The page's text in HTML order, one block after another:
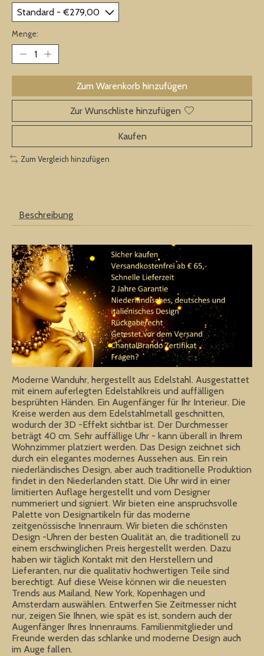
Menge:
Zum Warenkorb hinzufügen
Zur Wunschliste hinzufügen
Kaufen
Zum Vergleich hinzufügen
Beschreibung
Moderne Wanduhr, hergestellt aus Edelstahl. Ausgestattet
mit einem auferlegten Edelstahlkreis und auffälligen
besprühten Händen. Ein Augenfänger für Ihr Interieur. Die
Kreise werden aus dem Edelstahlmetall geschnitten,
wodurch der 3D -Effekt sichtbar ist. Der Durchmesser
beträgt 40 cm. Sehr auffällige Uhr - kann überall in Ihrem
Wohnzimmer platziert werden. Das Design zeichnet sich
durch ein elegantes modernes Aussehen aus. Ein rein
niederländisches Design, aber auch traditionelle Produktion
findet in den Niederlanden statt. Die Uhr wird in einer
limitierten Auflage hergestellt und vom Designer
nummeriert und signiert. Wir bieten eine anspruchsvolle
Palette von Designartikeln für das moderne
zeitgenössische Innenraum. Wir bieten die schönsten
Design -Uhren der besten Qualität an, die traditionell zu
einem erschwinglichen Preis hergestellt werden. Dazu
haben wir täglich Kontakt mit den Herstellern und
Lieferanten, nur die qualitativ hochwertigen Teile sind
berechtigt. Auf diese Weise können wir die neuesten
Trends aus Mailand, New York, Kopenhagen und
Amsterdam auswählen. Entwerfen Sie Zeitmesser nicht
nur, zeigen Sie Ihnen, wie spät es ist, sondern auch der
Augenfänger Ihres Innenraums. Familienmitglieder und
Freunde werden das schlanke und moderne Design auch
im Auge fallen.